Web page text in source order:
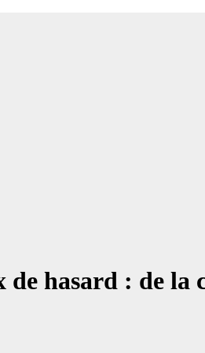
de hasard : de